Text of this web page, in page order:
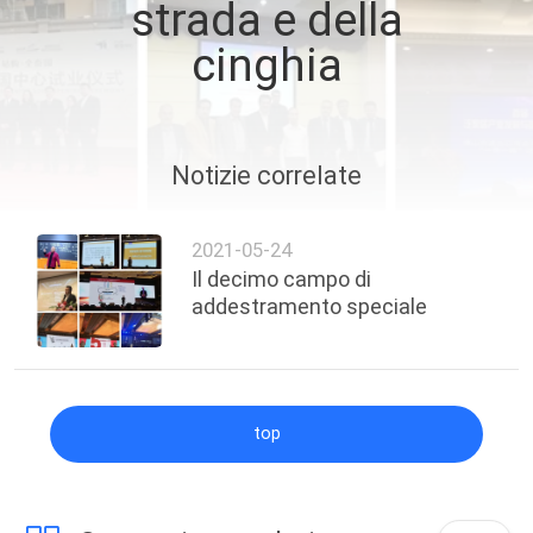
CONTROLLO
SITO
PRIVACY
POLICY
strada e della
cinghia
Notizie correlate
2021-05-24
Il decimo campo di
addestramento speciale
top